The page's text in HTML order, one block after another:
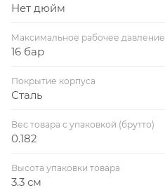
Нет дюйм
Максимальное рабочее давление
16 бар
Покрытие корпуса
Сталь
Вес товара с упаковкой (брутто)
0.182
Высота упаковки товара
3.3 см